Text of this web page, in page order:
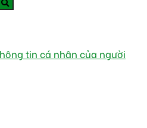
tin cá nhân của người